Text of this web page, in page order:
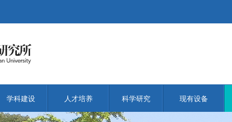
学科建设 人才培养 科学研究 现有设备